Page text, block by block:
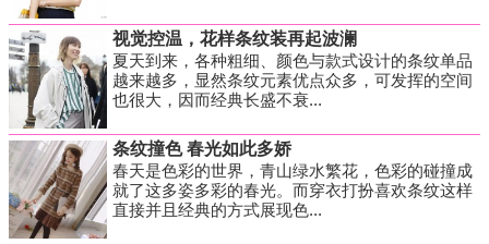
视觉控温，花样条纹装再起波澜
夏天到来，各种粗细、颜色与款式设计的条纹单品
越来越多，显然条纹元素优点众多，可发挥的空间
也很大，因而经典长盛不衰...
条纹撞色 春光如此多娇
春天是色彩的世界，青山绿水繁花，色彩的碰撞成
就了这多姿多彩的春光。而穿衣打扮喜欢条纹这样
直接并且经典的方式展现色...